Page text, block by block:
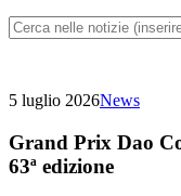
5 luglio 2026News
Grand Prix Dao
63ª edizione